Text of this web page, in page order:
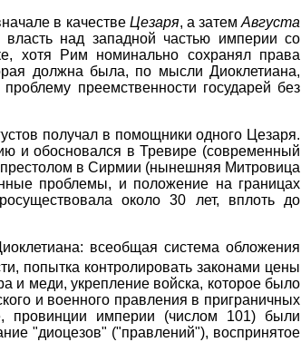
в качестве Цезаря, а затем Августа
над западной частью империи со
хотя Рим номинально сохранял права
должна была, по мысли Диоклетиана,
преемственности государей без
получал в помощники одного Цезаря.
и обосновался в Тревире (современный
в Сирмии (нынешняя Митровица
проблемы, и положение на границах
около 30 лет, вплоть до
всеобщая система обложения
попытка контролировать законами цены
и меди, укрепление войска, которое было
и военного правления в приграничных
провинции империи (числом 101) были
"диоцезов" ("правлений"), воспринятое